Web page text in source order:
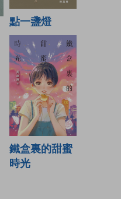
點一盞燈
鐵盒裏的甜蜜
時光